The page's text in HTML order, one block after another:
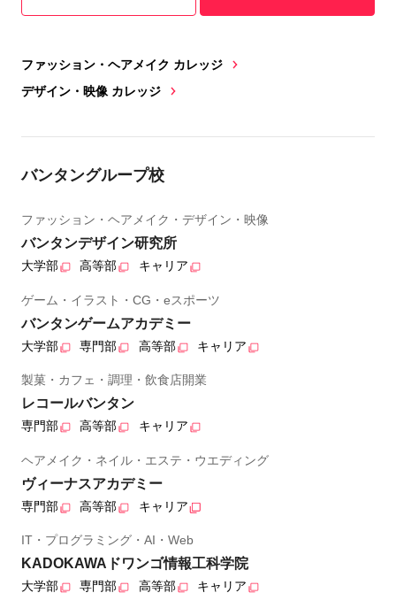
ファッション・ヘアメイク カレッジ
デザイン・映像 カレッジ
バンタングループ校
ファッション・ヘアメイク・デザイン・映像
バンタンデザイン研究所
大学部 高等部 キャリア
ゲーム・イラスト・CG・eスポーツ
バンタンゲームアカデミー
大学部 専門部 高等部 キャリア
製菓・カフェ・調理・飲食店開業
レコールバンタン
専門部 高等部 キャリア
ヘアメイク・ネイル・エステ・ウエディング
ヴィーナスアカデミー
専門部 高等部 キャリア
IT・プログラミング・AI・Web
KADOKAWAドワンゴ情報工科学院
大学部 専門部 高等部 キャリア